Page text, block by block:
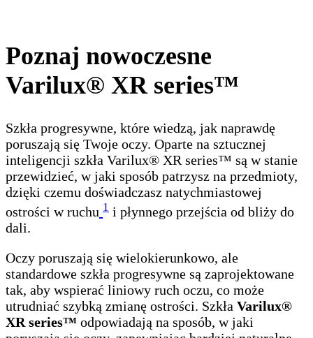
Poznaj nowoczesne
Varilux® XR series™
Szkła progresywne, które wiedzą, jak naprawdę
poruszają się Twoje oczy. Oparte na sztucznej
inteligencji szkła Varilux® XR series™ są w stanie
przewidzieć, w jaki sposób patrzysz na przedmioty,
dzięki czemu doświadczasz natychmiastowej
ostrości w ruchu 1 i płynnego przejścia od bliży do
dali.
Oczy poruszają się wielokierunkowo, ale
standardowe szkła progresywne są zaprojektowane
tak, aby wspierać liniowy ruch oczu, co może
utrudniać szybką zmianę ostrości. Szkła Varilux®
XR series™ odpowiadają na sposób, w jaki